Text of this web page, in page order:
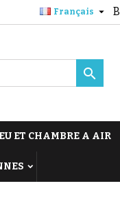
Français 

ET CHAMBRE A AIR